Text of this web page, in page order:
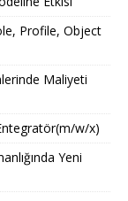
Profile, Object
Maliyeti
Entegratör(m/w/x)
Yeni